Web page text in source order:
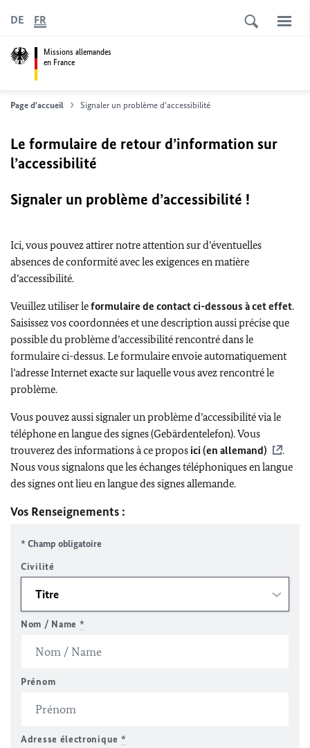
Missions allemandes
en France
DE FR
Page d'accueil Signaler un problème d'accessibilité
Le formulaire de retour d’information sur
l’accessibilité
Signaler un problème d’accessibilité !
Ici, vous pouvez attirer notre attention sur d’éventuelles
absences de conformité avec les exigences en matière
d’accessibilité.
Veuillez utiliser leformulaire de contact ci-dessous à cet effet.
Saisissez vos coordonnées et une description aussi précise que
possible du problème d’accessibilité rencontré dans le
formulaire ci-dessus. Le formulaire envoie automatiquement
l’adresse Internet exacte sur laquelle vous avez rencontré le
problème.
Vous pouvez aussi signaler un problème d’accessibilité via le
téléphone en langue des signes (Gebärdentelefon). Vous
trouverez des informations à ce propos ici (en allemand)
.
Nous vous signalons que les échanges téléphoniques en langue
des signes ont lieu en langue des signes allemande.
Vos Renseignements :
* Champ obligatoire
Civilité
Nom / Name *
Prénom
Adresse électronique *